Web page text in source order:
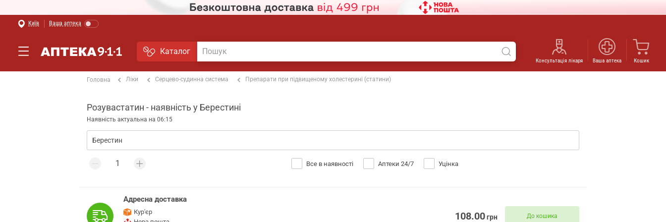
Київ Ваша аптека
Каталог
Консультація лікаря Ваша аптека Кошик
Головна Ліки Серцево-судинна система Препарати при підвищеному холестерині (статини)
Розувастатин - наявність у Берестині
Наявність актуальна на 06:15
Все в наявності Аптеки 24/7 Уцінка
Адресна доставка
Кур'єр
108.00грн До кошика